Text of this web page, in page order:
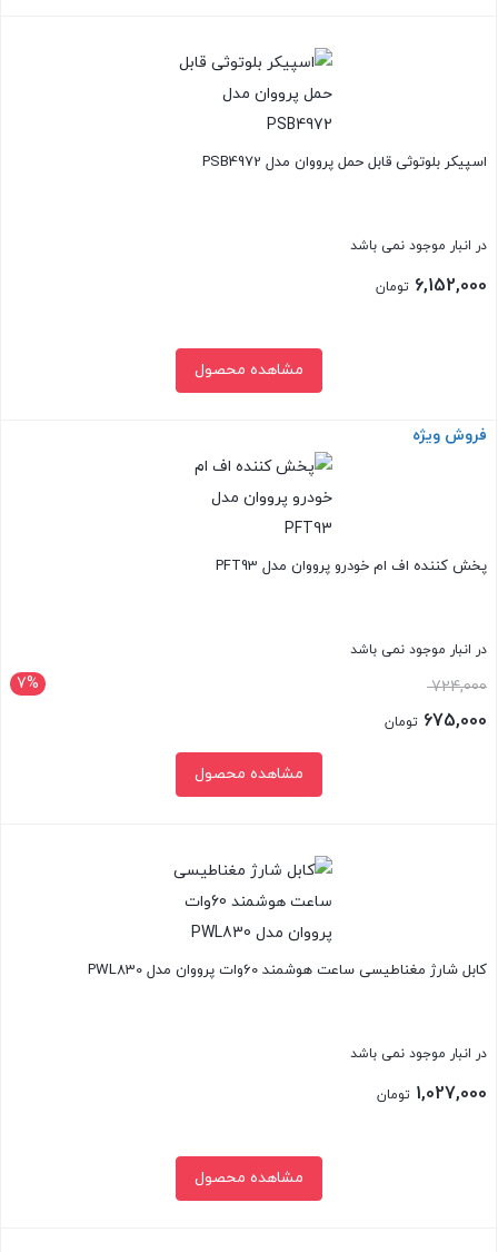
اسپیکر بلوتوثی قابل حمل پرووان مدل PSB4972
در انبار موجود نمی باشد
6,152,000 تومان
مشاهده محصول
بستن
فروش ویژه
پخش کننده اف ام خودرو پرووان مدل PFT93
در انبار موجود نمی باشد
7% 724,000قیمت
اصلی:675,000 تومان
مشاهده محصول
کابل شارژ مغناطیسی ساعت هوشمند 60وات پرووان مدل PWL830
در انبار موجود نمی باشد
1,027,000 تومان
مشاهده محصول